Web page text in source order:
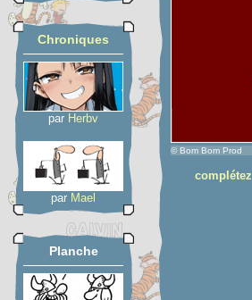
Chroniques
par Herbv
par Mael
Planche
© Bom Bom Prod
complétez